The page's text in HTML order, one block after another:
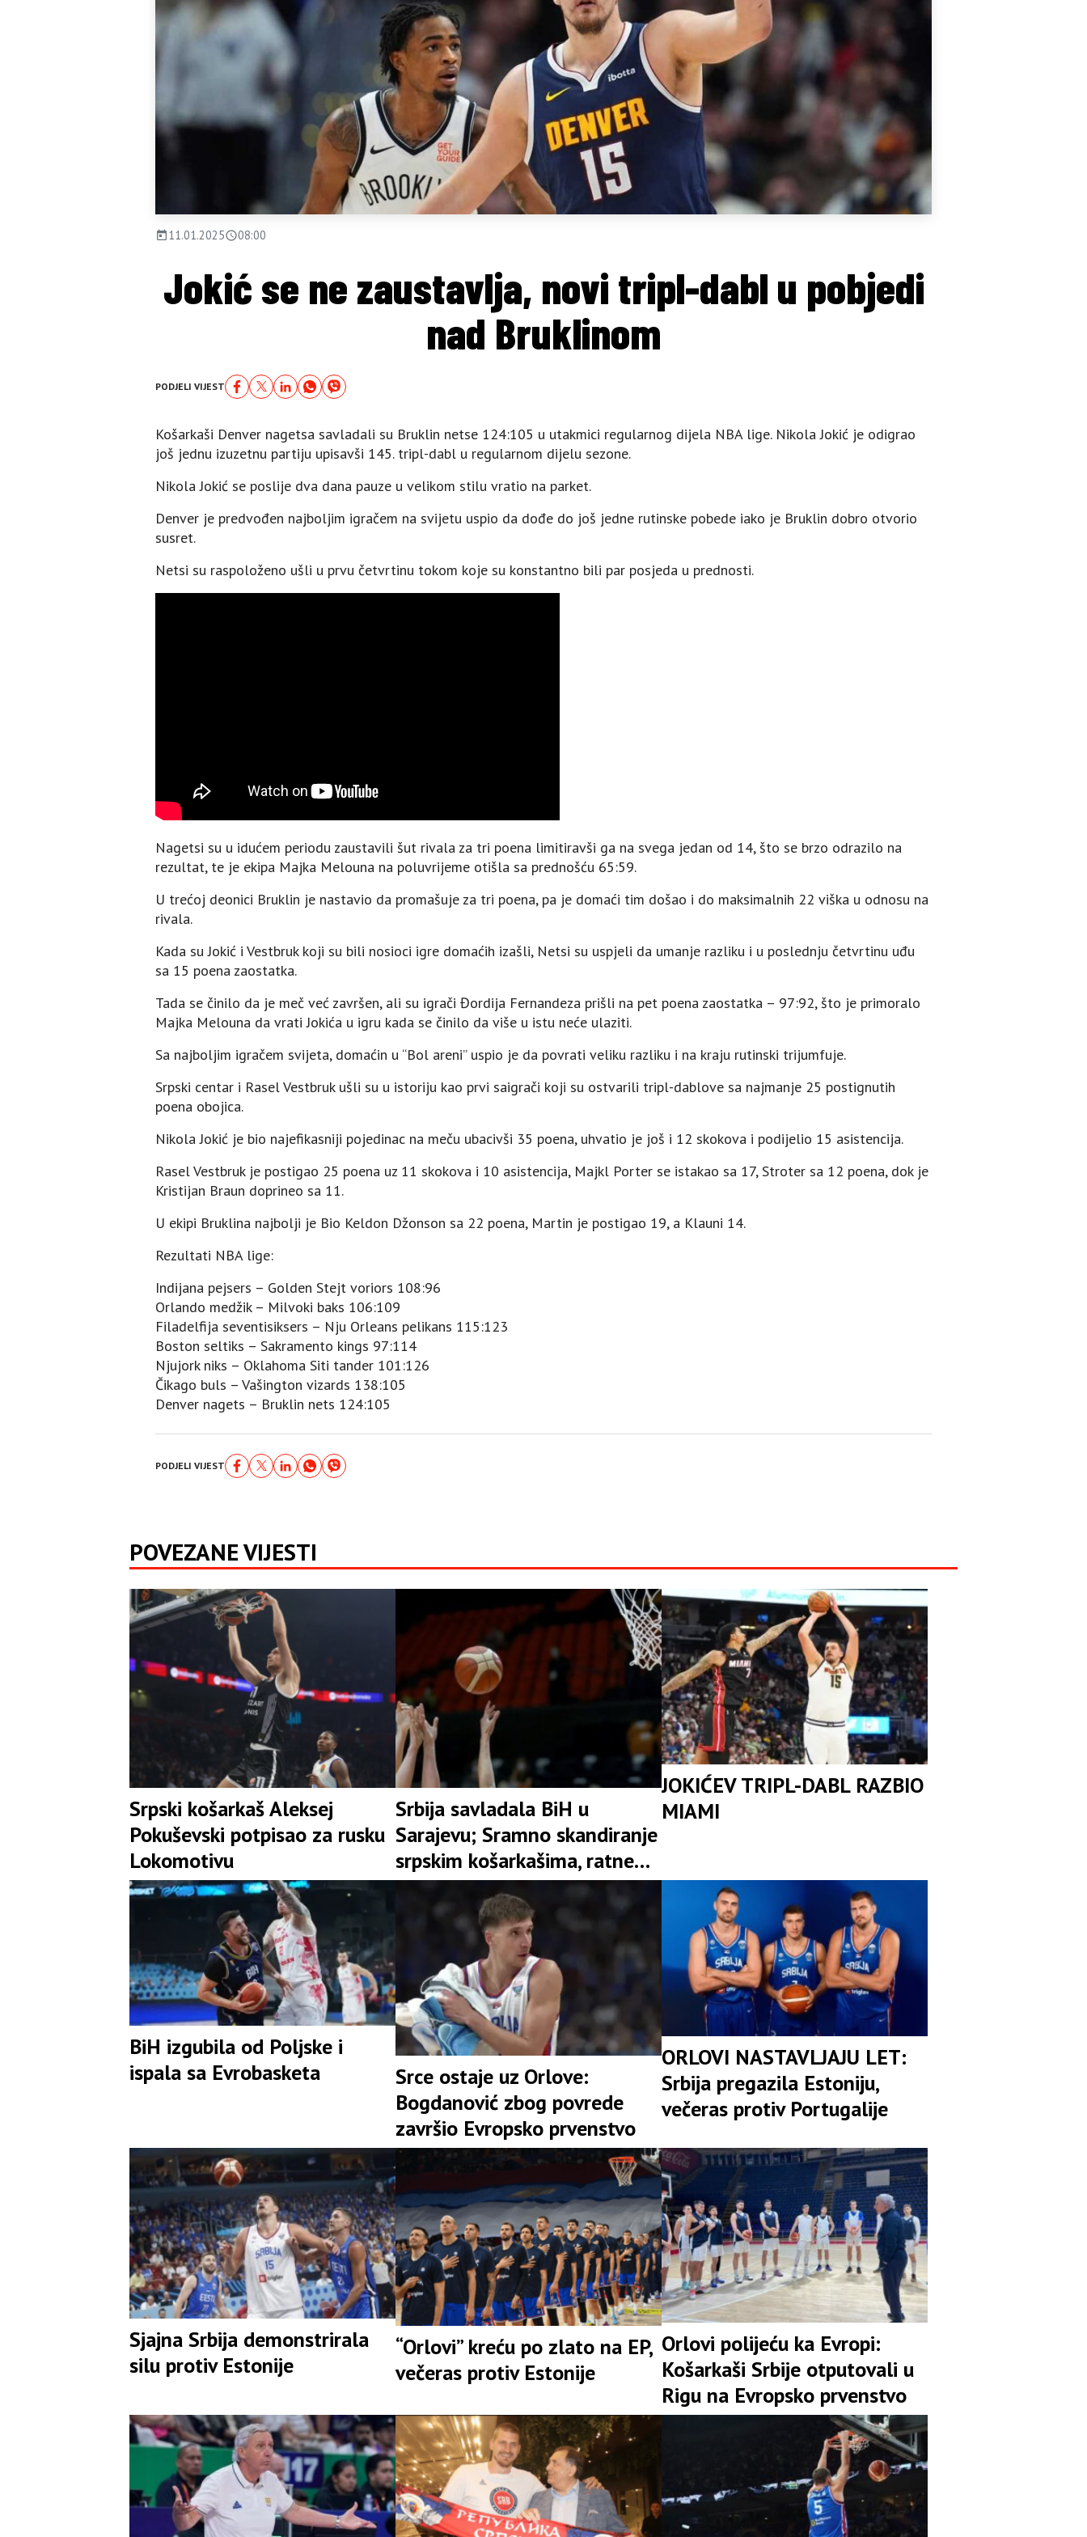
11.01.2025 08:00
Jokić se ne zaustavlja, novi tripl-dabl u pobjedi
nad Bruklinom
PODJELI VIJEST
Košarkaši Denver nagetsa savladali su Bruklin netse 124:105 u utakmici regularnog dijela NBA lige. Nikola Jokić je odigrao
još jednu izuzetnu partiju upisavši 145. tripl-dabl u regularnom dijelu sezone.
Nikola Jokić se poslije dva dana pauze u velikom stilu vratio na parket.
Denver je predvođen najboljim igračem na svijetu uspio da dođe do još jedne rutinske pobede iako je Bruklin dobro otvorio
susret.
Netsi su raspoloženo ušli u prvu četvrtinu tokom koje su konstantno bili par posjeda u prednosti.
Nagetsi su u idućem periodu zaustavili šut rivala za tri poena limitiravši ga na svega jedan od 14, što se brzo odrazilo na
rezultat, te je ekipa Majka Melouna na poluvrijeme otišla sa prednošću 65:59.
U trećoj deonici Bruklin je nastavio da promašuje za tri poena, pa je domaći tim došao i do maksimalnih 22 viška u odnosu na
rivala.
Kada su Jokić i Vestbruk koji su bili nosioci igre domaćih izašli, Netsi su uspjeli da umanje razliku i u poslednju četvrtinu uđu
sa 15 poena zaostatka.
Tada se činilo da je meč već završen, ali su igrači Đordija Fernandeza prišli na pet poena zaostatka – 97:92, što je primoralo
Majka Melouna da vrati Jokića u igru kada se činilo da više u istu neće ulaziti.
Sa najboljim igračem svijeta, domaćin u “Bol areni” uspio je da povrati veliku razliku i na kraju rutinski trijumfuje.
Srpski centar i Rasel Vestbruk ušli su u istoriju kao prvi saigrači koji su ostvarili tripl-dablove sa najmanje 25 postignutih
poena obojica.
Nikola Jokić je bio najefikasniji pojedinac na meču ubacivši 35 poena, uhvatio je još i 12 skokova i podijelio 15 asistencija.
Rasel Vestbruk je postigao 25 poena uz 11 skokova i 10 asistencija, Majkl Porter se istakao sa 17, Stroter sa 12 poena, dok je
Kristijan Braun doprineo sa 11.
U ekipi Bruklina najbolji je Bio Keldon Džonson sa 22 poena, Martin je postigao 19, a Klauni 14.
Rezultati NBA lige:
Indijana pejsers – Golden Stejt voriors 108:96
Orlando medžik – Milvoki baks 106:109
Filadelfija seventisiksers – Nju Orleans pelikans 115:123
Boston seltiks – Sakramento kings 97:114
Njujork niks – Oklahoma Siti tander 101:126
Čikago buls – Vašington vizards 138:105
Denver nagets – Bruklin nets 124:105
PODJELI VIJEST
POVEZANE VIJESTI
Srpski košarkaš Aleksej
Pokuševski potpisao za rusku
Lokomotivu
Srbija savladala BiH u
Sarajevu; Sramno skandiranje
srpskim košarkašima, ratne
zastave u Skenderiji (VIDEO)
JOKIĆEV TRIPL-DABL RAZBIO
MIAMI
BiH izgubila od Poljske i
ispala sa Evrobasketa
Srce ostaje uz Orlove:
Bogdanović zbog povrede
završio Evropsko prvenstvo
ORLOVI NASTAVLJAJU LET:
Srbija pregazila Estoniju,
večeras protiv Portugalije
Sjajna Srbija demonstrirala
silu protiv Estonije
“Orlovi” kreću po zlato na EP,
večeras protiv Estonije
Orlovi polijeću ka Evropi:
Košarkaši Srbije otputovali u
Rigu na Evropsko prvenstvo